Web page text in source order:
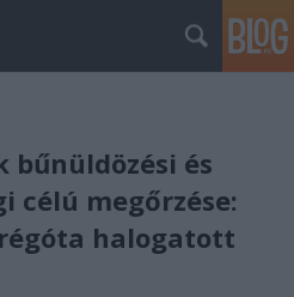
bűnüldözési és
célú megőrzése:
halogatott